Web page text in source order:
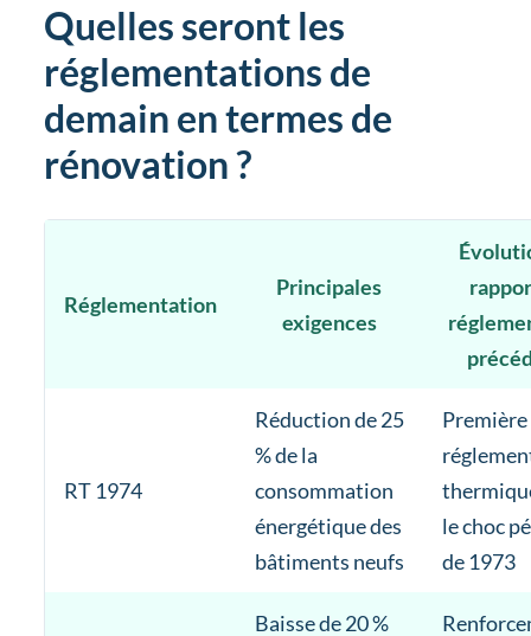
Quelles seront les
réglementations de
demain en termes de
rénovation ?
Réglementation
Principales
exigences
RT 1974
Réduction de 25
% de la
consommation
énergétique des
bâtiments neufs
Première
le choc
de 1973
Baisse de 20 %